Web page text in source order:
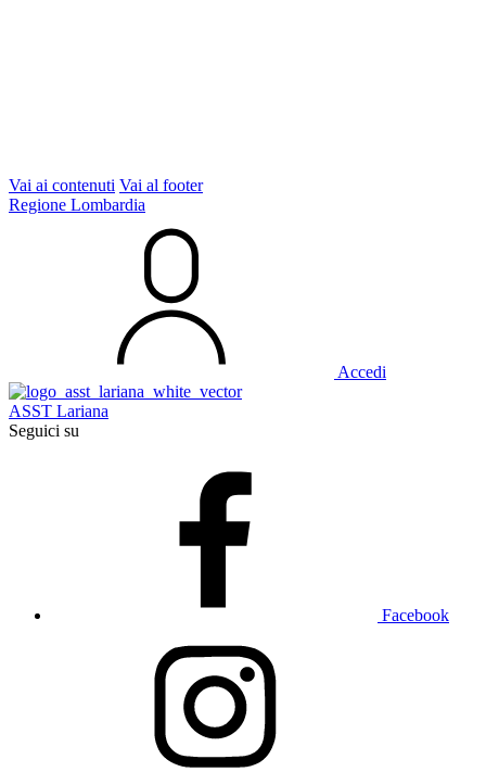
Vai ai contenuti Vai al footer
Regione Lombardia
Accedi
ASST Lariana
Seguici su
Facebook